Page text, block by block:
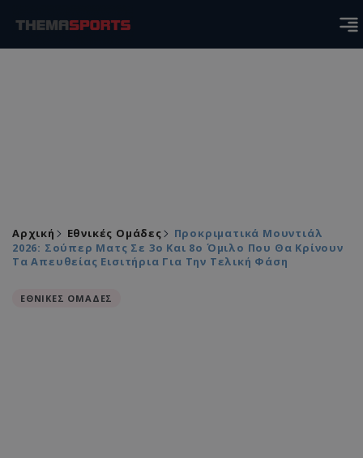
Αρχική Εθνικές Ομάδες
Προκριματικά Μουντιάλ
2026: Σούπερ Ματς Σε 3ο Και 8ο Όμιλο Που Θα Κρίνουν
Τα Απευθείας Εισιτήρια Για Την Τελική Φάση
ΕΘΝΙΚΕΣ ΟΜΑΔΕΣ